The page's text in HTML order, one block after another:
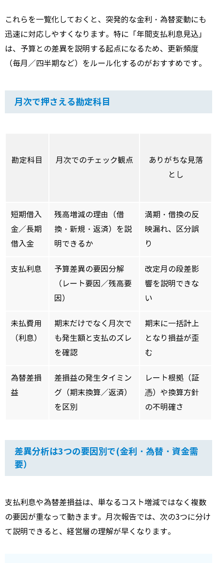
これらを一覧化しておくと、突発的な金利・為替変動にも
迅速に対応しやすくなります。特に「年間支払利息見込」
は、予算との差異を説明する起点になるため、更新頻度
（毎月／四半期など）をルール化するのがおすすめです。
月次で押さえる勘定科目
勘定科目 月次でのチェック観点
ありがちな見落
とし
短期借入
金／長期
借入金
残高増減の理由（借
換・新規・返済）を説
明できるか
満期・借換の反
映漏れ、区分誤
り
支払利息
予算差異の要因分解
（レート要因／残高要
因）
改定月の段差影
響を説明できな
い
未払費用
（利息）
期末だけでなく月次で
も発生額と支払のズレ
を確認
期末に一括計上
となり損益が歪
む
為替差損
益
差損益の発生タイミン
グ（期末換算／返済）
を区別
レート根拠（証
憑）や換算方針
の不明確さ
差異分析は3つの要因別で(金利・為替・資金需
要）
支払利息や為替差損益は、単なるコスト増減ではなく複数
の要因が重なって動きます。月次報告では、次の3つに分け
て説明できると、経営層の理解が早くなります。